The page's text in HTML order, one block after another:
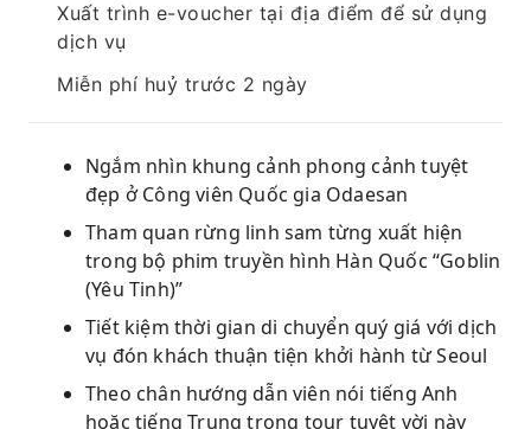
Xuất trình e-voucher tại địa điểm để sử dụng
dịch vụ
Miễn phí huỷ trước 2 ngày
Ngắm nhìn khung cảnh phong cảnh tuyệt
đẹp ở Công viên Quốc gia Odaesan
Tham quan rừng linh sam từng xuất hiện
trong bộ phim truyền hình Hàn Quốc “Goblin
(Yêu Tinh)”
Tiết kiệm thời gian di chuyển quý giá với dịch
vụ đón khách thuận tiện khởi hành từ Seoul
Theo chân hướng dẫn viên nói tiếng Anh
hoặc tiếng Trung trong tour tuyệt vời này